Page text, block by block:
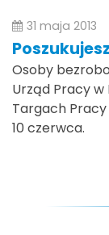
31 maja 2013
Osoby
Urząd Pracy w
Targach Pracy
10 czerwca.